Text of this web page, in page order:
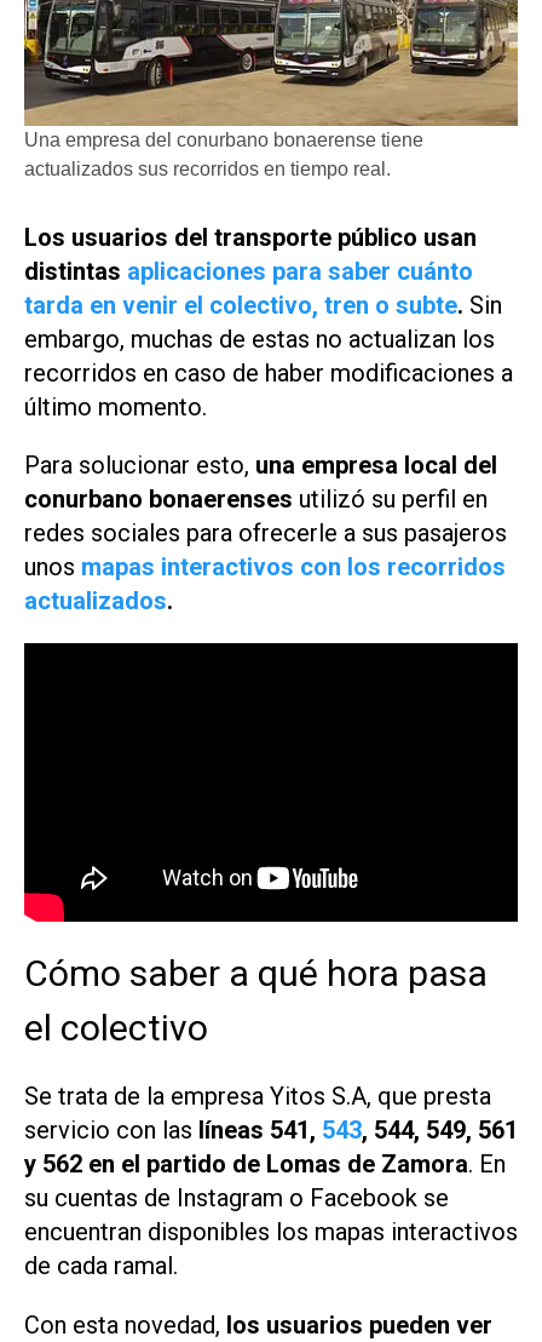
Una empresa del conurbano bonaerense tiene
actualizados sus recorridos en tiempo real.
Los usuarios del transporte público usan
distintas aplicaciones para saber cuánto
tarda en venir el colectivo, tren o subte. Sin
embargo, muchas de estas no actualizan los
recorridos en caso de haber modificaciones a
último momento.
Para solucionar esto, una empresa local del
conurbano bonaerenses utilizó su perfil en
redes sociales para ofrecerle a sus pasajeros
unos mapas interactivos con los recorridos
actualizados.
Cómo saber a qué hora pasa
el colectivo
Se trata de la empresa Yitos S.A, que presta
servicio con las líneas 541, 543, 544, 549, 561
y 562 en el partido de Lomas de Zamora. En
su cuentas de Instagram o Facebook se
encuentran disponibles los mapas interactivos
de cada ramal.
Con esta novedad, los usuarios pueden ver